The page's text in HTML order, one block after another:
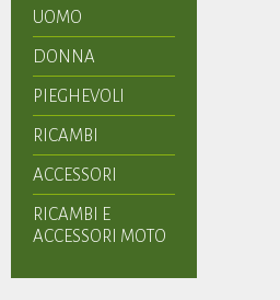
UOMO
DONNA
PIEGHEVOLI
RICAMBI
ACCESSORI
RICAMBI E
ACCESSORI MOTO